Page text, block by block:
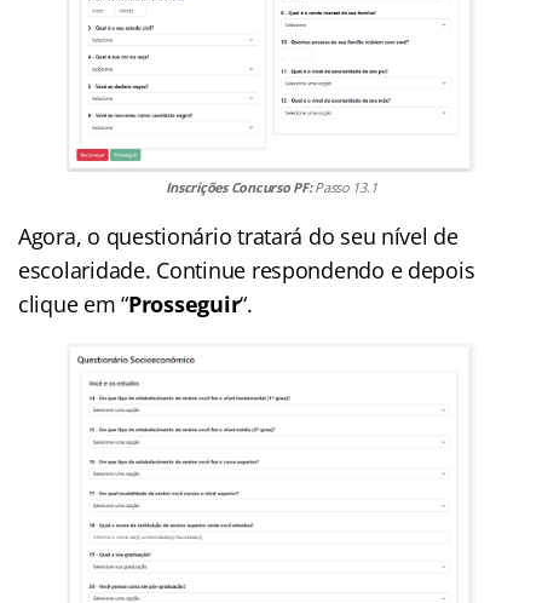
Inscrições Concurso PF:Passo 13.1
Agora, o questionário tratará do seu nível de
escolaridade. Continue respondendo e depois
clique em “Prosseguir“.